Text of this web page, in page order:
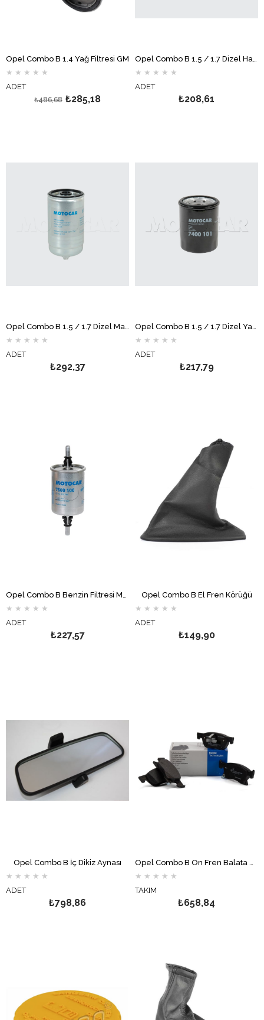
Opel Combo B 1.4 Yağ Filtresi GM
★ ★ ★ ★ ★
ADET
₺285,18
₺486,68
★ ★ ★ ★ ★
ADET
₺208,61
Opel Combo B 1.5 / 1.7 Dizel Mazot Filtresi MOTOCAR
★ ★ ★ ★ ★
ADET
₺292,37
Opel Combo B 1.5 / 1.7 Dizel Yağ Filtresi MOTOCAR
★ ★ ★ ★ ★
ADET
₺217,79
★ ★ ★ ★ ★
ADET
₺227,57
Opel Combo B El Fren Körüğü
★ ★ ★ ★ ★
ADET
₺149,90
Opel Combo B İç Dikiz Aynası
★ ★ ★ ★ ★
ADET
₺798,86
Opel Combo B Ön Fren Balata Takımı DELPHİ
★ ★ ★ ★ ★
TAKIM
₺658,84